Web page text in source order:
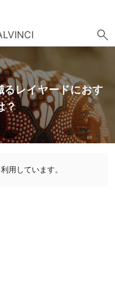
るレイヤードにおす
？
用しています。